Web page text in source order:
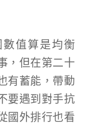
數值算是均衡
，但在第二十
有蓄能，帶動
要遇到對手抗
國外排行也看